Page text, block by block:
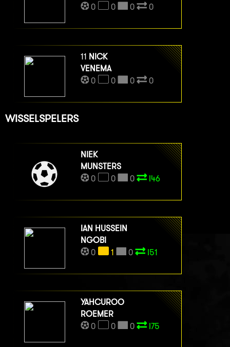
0
0 0 0
11 NICK
VENEMA
0
0 0 0
WISSELSPELERS
NIEK
MUNSTERS
0
0 0 I46
IAN HUSSEIN
NGOBI
0
1 0 I51
YAHCUROO
ROEMER
0
0 0 I75